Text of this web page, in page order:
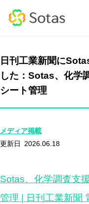
メディア掲載
2026.06.18
日刊工業新聞に
した：Sotas、化学
シート管理
Sotas、化学調査支
管理 | 日刊工業新聞